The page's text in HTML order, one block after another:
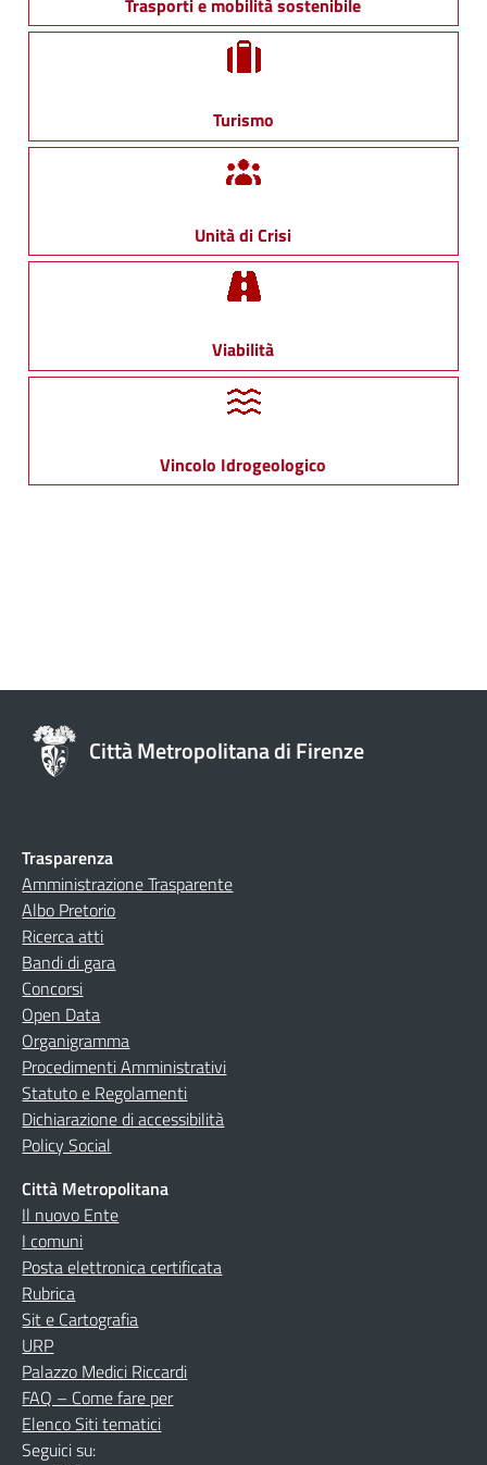
Turismo
Unità di Crisi
Viabilità
Vincolo Idrogeologico
Città Metropolitana di Firenze
Trasparenza
Amministrazione Trasparente
Albo Pretorio
Ricerca atti
Bandi di gara
Concorsi
Open Data
Organigramma
Procedimenti Amministrativi
Statuto e Regolamenti
Dichiarazione di accessibilità
Policy Social
Città Metropolitana
Il nuovo Ente
I comuni
Posta elettronica certificata
Rubrica
Sit e Cartografia
URP
Palazzo Medici Riccardi
FAQ – Come fare per
Elenco Siti tematici
Seguici su: